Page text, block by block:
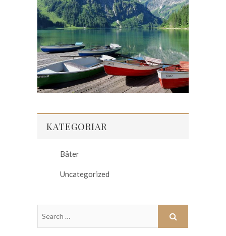
KATEGORIAR
Båter
Uncategorized